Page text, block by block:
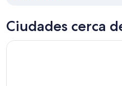
Ciudades cerca